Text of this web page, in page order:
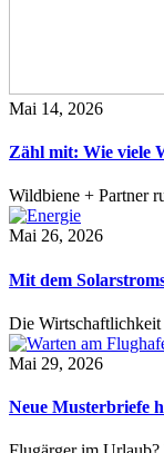
Mai 14, 2026
Zähl mit: Wie viele
Wildbiene + Partner
Mai 26, 2026
Mit dem
Die Wirtschaftlichkeit
Mai 29, 2026
Neue Musterbriefe